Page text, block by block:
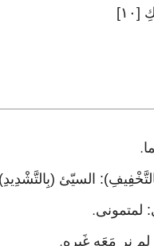
.
.